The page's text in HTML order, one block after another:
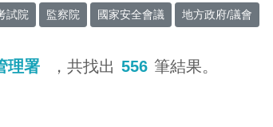
試院 監察院 國家安全會議 地方政府/議會
理署 ，共找出 556 筆結果。